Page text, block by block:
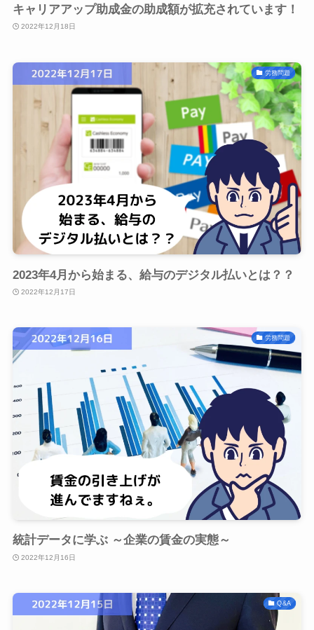
キャリアアップ助成金の助成額が拡充されています！
2022年12月18日
労務問題
2023年4月から始まる、給与のデジタル払いとは？？
2022年12月17日
労務問題
統計データに学ぶ ～企業の賃金の実態～
2022年12月16日
Q&A